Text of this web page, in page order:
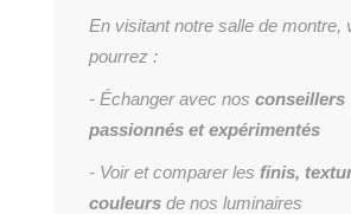
En visitant notre salle de montre,
pourrez :
- Échanger avec nos conseillers
passionnés et expérimentés
- Voir et comparer les finis,
couleursde nos luminaires